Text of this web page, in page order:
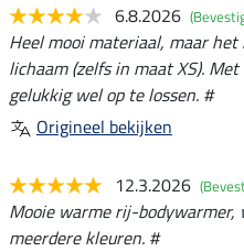
6.8.2026
Heel mooi materiaal, maar
lichaam (zelfs in maat XS).
gelukkig wel op te lossen. #
Origineel bekijken
12.3.2026
Mooie warme rij-bodywarmer,
meerdere kleuren. #